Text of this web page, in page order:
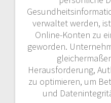
verwaltet werden,
Online-Konten zu
geworden.
Herausforderung,
zu optimieren, um
und